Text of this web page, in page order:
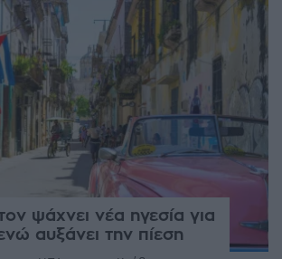
ψάχνει νέα ηγεσία για
αυξάνει την πίεση